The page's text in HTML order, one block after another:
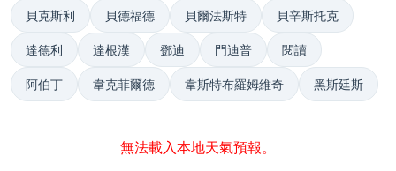
貝克斯利 貝德福德 貝爾法斯特 貝辛斯托克
達德利 達根漢 鄧迪 門迪普 閱讀
阿伯丁 韋克菲爾德 韋斯特布羅姆維奇 黑斯廷斯
無法載入本地天氣預報。